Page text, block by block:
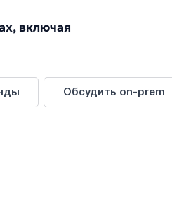
включая
Обсудить on-prem